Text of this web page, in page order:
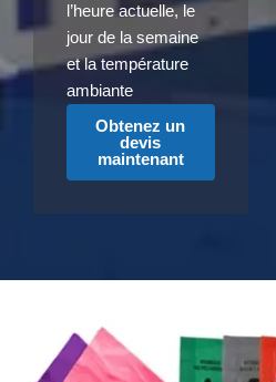
l’heure actuelle, le
jour de la semaine
et la température
ambiante
Obtenez un
devis
maintenant